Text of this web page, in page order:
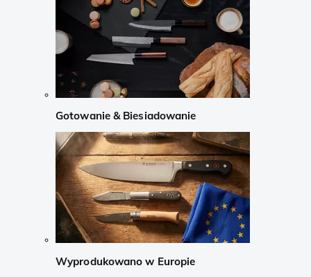
Gotowanie & Biesiadowanie
Wyprodukowano w Europie